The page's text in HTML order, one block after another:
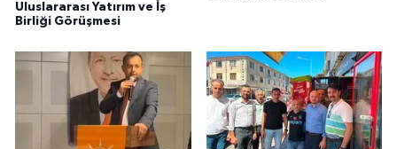
Uluslararası Yatırım ve İş
Birliği Görüşmesi